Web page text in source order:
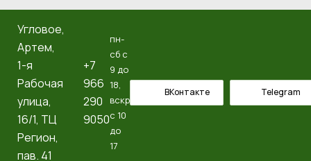
Угловое,
Артем, ​
1-я
Рабочая
улица,
16/1, ТЦ
Регион,
пав. 41
+7
966
290
9050
пн-
сб с
9 до
18,
вскр
с 10
до
17
ВКонтакте Telegram